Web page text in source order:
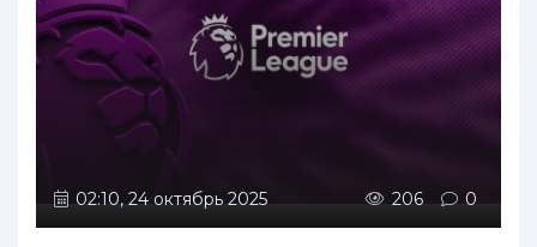
02:10, 24 октябрь 2025 206 0